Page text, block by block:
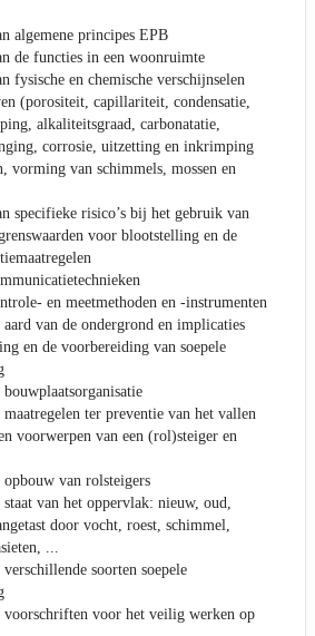
algemene principes EPB
de functies in een woonruimte
fysische en chemische verschijnselen
(porositeit, capillariteit, condensatie,
alkaliteitsgraad, carbonatatie,
corrosie, uitzetting en inkrimping
vorming van schimmels, mossen en
specifieke risico’s bij het gebruik van
voor blootstelling en de
en meetmethoden en -instrumenten
van de ondergrond en implicaties
en de voorbereiding van soepele
ter preventie van het vallen
voorwerpen van een (rol)steiger en
opbouw van rolsteigers
van het oppervlak: nieuw, oud,
door vocht, roest, schimmel,
...
soorten soepele
voorschriften voor het veilig werken op